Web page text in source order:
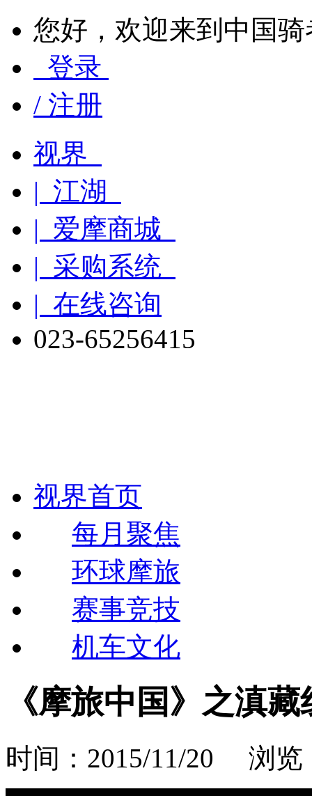
您好，欢迎来到中国
登录
/ 注册
视界
| 江湖
| 爱摩商城
| 采购系统
| 在线咨询
023-65256415
视界首页
每月聚焦
环球摩旅
赛事竞技
机车文化
《摩旅中国》之滇
时间：2015/11/20 浏览